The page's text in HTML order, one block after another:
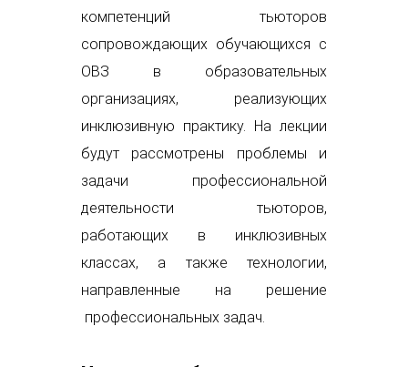
компетенций тьюторов
сопровождающих обучающихся с
ОВЗ в образовательных
организациях, реализующих
инклюзивную практику. На лекции
будут рассмотрены проблемы и
задачи профессиональной
деятельности тьюторов,
работающих в инклюзивных
классах, а также технологии,
направленные на решение
профессиональных задач.